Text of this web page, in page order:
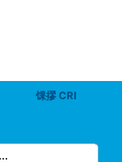
馃摎 CRI